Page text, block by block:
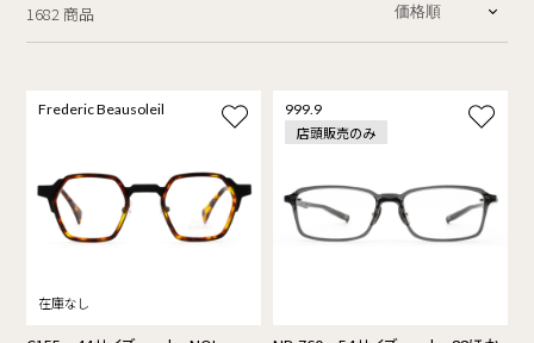
1682 商品
Frederic Beausoleil 999.9
店頭販売のみ